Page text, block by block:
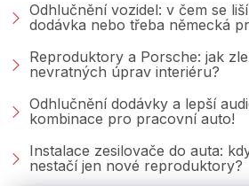
Odhlučnění vozidel: v čem se
dodávka nebo třeba německá
Reproduktory a Porsche: jak
nevratných úprav interiéru?
Odhlučnění dodávky a lepší
kombinace pro pracovní auto!
Instalace zesilovače do auta:
nestačí jen nové reproduktory?